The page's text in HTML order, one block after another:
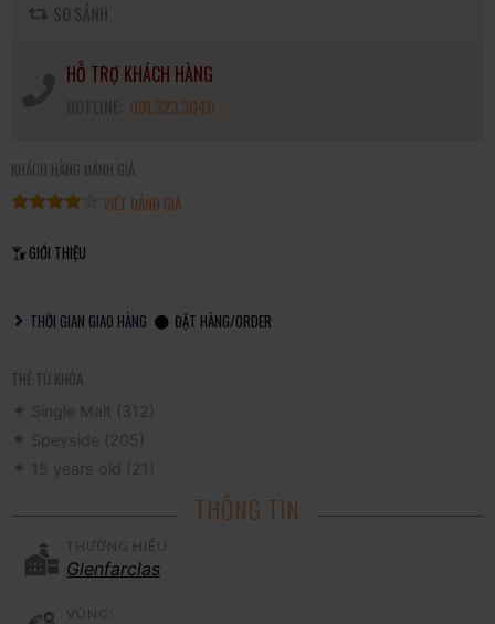
SO SÁNH
HỖ TRỢ KHÁCH HÀNG
091.323.3040
KHÁCH HÀNG ĐÁNH GIÁ
VIẾT ĐÁNH GIÁ
GIỚI THIỆU
THỜI GIAN GIAO HÀNG ĐẶT HÀNG/ORDER
THẺ TỪ KHÓA
Single Malt (312)
Speyside (205)
15 years old (21)
THÔNG TIN
THƯƠNG HIỆU:
Glenfarclas
VÙNG: